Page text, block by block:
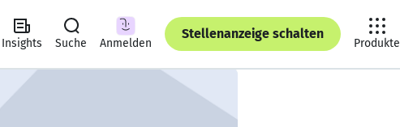
Insights Suche Anmelden
Stellenanzeige schalten
Produkte